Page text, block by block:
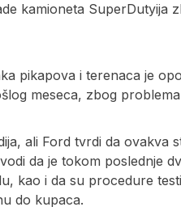
kamioneta SuperDutyija
pikapova i terenaca je
meseca, zbog
ali Ford tvrdi da ovakva
da je tokom poslednje
kao i da su procedure
do kupaca.